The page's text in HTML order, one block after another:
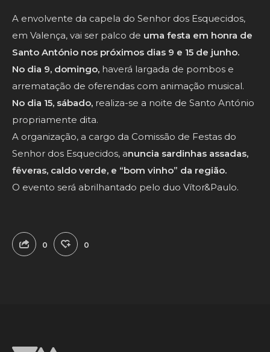
A envolvente da capela do Senhor dos Esquecidos,
em Valença, vai ser palco de uma festa em honra de
Santo António nos próximos dias 9 e 15 de junho.
No dia 9, domingo, haverá largada de pombos e
arrematação de oferendas com animação musical.
No dia 15, sábado, realiza-se a noite de Santo António
propriamente dita.
A organização, a cargo da Comissão de Festas do
Senhor dos Esquecidos, anuncia sardinhas assadas,
fêveras, caldo verde, e “bom vinho” da região.
O evento será abrilhantado pelo duo Vítor&Paulo.
0 0